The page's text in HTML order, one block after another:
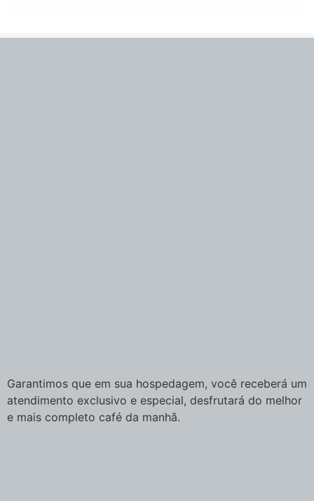
Garantimos que em sua hospedagem, você receberá um
atendimento exclusivo e especial, desfrutará do melhor
e mais completo café da manhã.